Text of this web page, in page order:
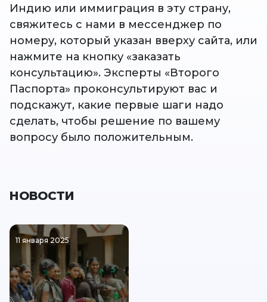
Индию или иммиграция в эту страну,
свяжитесь с нами в мессенджер по
номеру, который указан вверху сайта, или
нажмите на кнопку «заказать
консультацию». Эксперты «Второго
Паспорта» проконсультируют вас и
подскажут, какие первые шаги надо
сделать, чтобы решение по вашему
вопросу было положительным.
НОВОСТИ
11 января 2025